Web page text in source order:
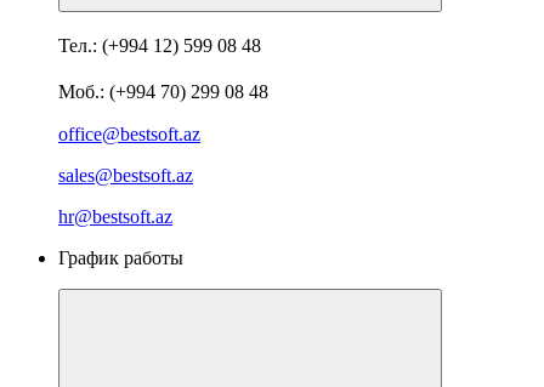
Тел.: (+994 12) 599 08 48
Моб.: (+994 70) 299 08 48
office@bestsoft.az
sales@bestsoft.az
hr@bestsoft.az
График работы